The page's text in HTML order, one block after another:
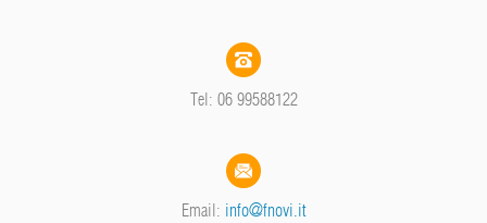
Tel: 06 99588122
Email: info@fnovi.it